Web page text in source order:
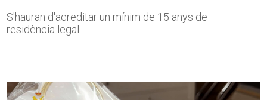
S'hauran d'acreditar un mínim de 15 anys de
residència legal